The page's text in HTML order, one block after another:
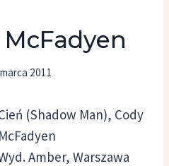
2011
(Shadow Man), Cody
McFadyen
Amber, Warszawa